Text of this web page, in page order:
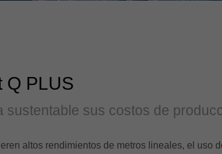
Q PLUS
sustentable sus costos de
altos rendimientos de metros lineales, el